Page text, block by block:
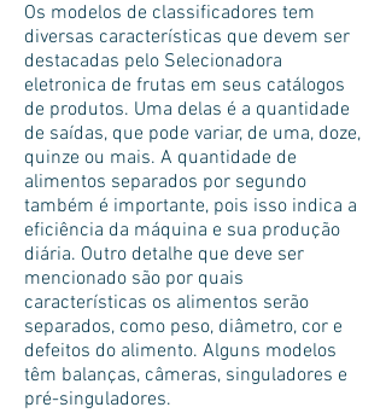
Os modelos de classificadores tem
diversas características que devem ser
destacadas pelo Selecionadora
eletronica de frutas em seus catálogos
de produtos. Uma delas é a quantidade
de saídas, que pode variar, de uma, doze,
quinze ou mais. A quantidade de
alimentos separados por segundo
também é importante, pois isso indica a
eficiência da máquina e sua produção
diária. Outro detalhe que deve ser
mencionado são por quais
características os alimentos serão
separados, como peso, diâmetro, cor e
defeitos do alimento. Alguns modelos
têm balanças, câmeras, singuladores e
pré-singuladores.